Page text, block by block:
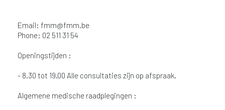
Email: fmm@fmm.be
Phone: 02 511 31 54
Openingstijden :
- 8.30 tot 19.00 Alle consultaties zijn op afspraak.
Algemene medische raadplegingen :